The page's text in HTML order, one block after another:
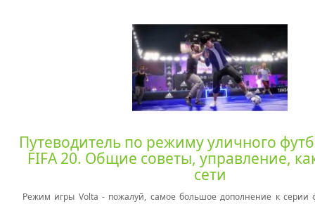
Путеводитель по режиму уличного
FIFA 20. Общие советы, управление,
сети
Режим игры Volta - пожалуй, самое большое дополнение к серии